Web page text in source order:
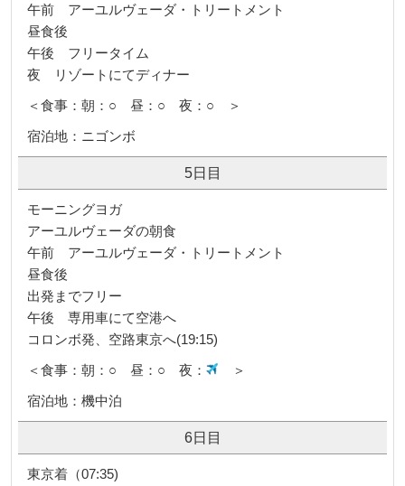
午前 アーユルヴェーダ・トリートメント
昼食後
午後 フリータイム
夜 リゾートにてディナー
＜食事：朝：○ 昼：○ 夜：○ ＞
宿泊地：ニゴンボ
5日目
モーニングヨガ
アーユルヴェーダの朝食
午前 アーユルヴェーダ・トリートメント
昼食後
出発までフリー
午後 専用車にて空港へ
コロンボ発、空路東京へ(19:15)
＜食事：朝：○ 昼：○ 夜：
＞
宿泊地：機中泊
6日目
東京着（07:35)